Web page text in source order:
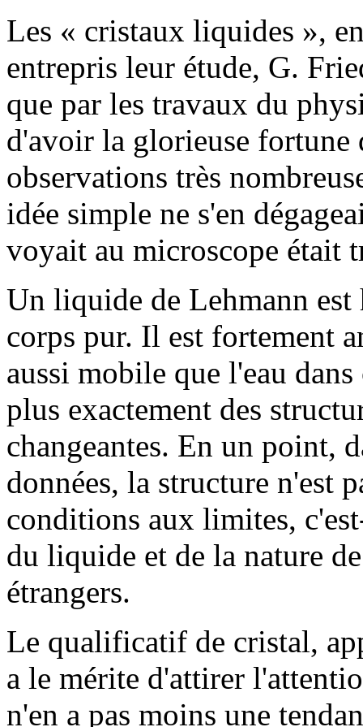
Les « cristaux liquides »,
entrepris leur étude, G.
que par les travaux du
d'avoir la glorieuse fortune
observations très
idée simple ne s'en
voyait au microscope était
Un liquide de Lehmann est
corps pur. Il est fortement
aussi mobile que l'eau
plus exactement des
changeantes. En un point,
données, la structure n'est
conditions aux limites,
du liquide et de la nature
étrangers.
Le qualificatif de cristal,
a le mérite d'attirer
n'en a pas moins une